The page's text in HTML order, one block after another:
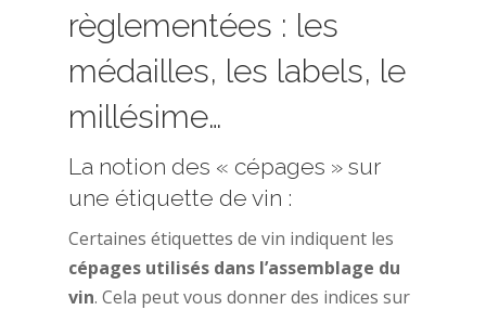
règlementées : les
médailles, les labels, le
millésime…
La notion des « cépages » sur
une étiquette de vin :
Certaines étiquettes de vin indiquent les
cépages utilisés dans l’assemblage du
vin. Cela peut vous donner des indices sur